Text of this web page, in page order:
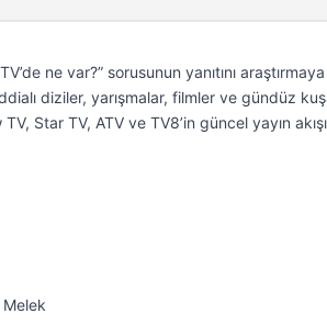
ne var?” sorusunun yanıtını
diziler, yarışmalar, filmler ve gündüz
Star TV, ATV ve TV8’in güncel yayın